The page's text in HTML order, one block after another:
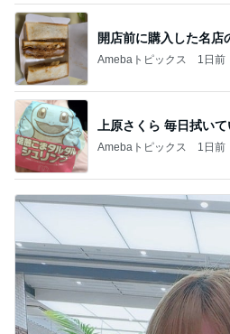
開店前に購入した名店
Amebaトピックス 1日前
上原さくら 毎日拭い
Amebaトピックス 1日前